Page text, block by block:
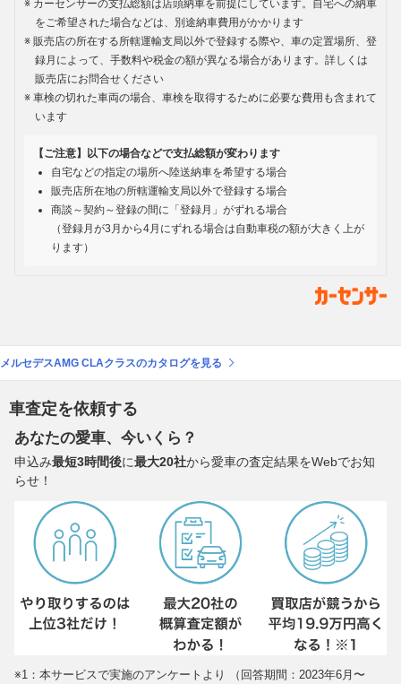
カーセンサーの支払総額は店頭納車を前提にしています。自宅への納車
をご希望された場合などは、別途納車費用がかかります
販売店の所在する所轄運輸支局以外で登録する際や、車の定置場所、登
録月によって、手数料や税金の額が異なる場合があります。詳しくは
販売店にお問合せください
車検の切れた車両の場合、車検を取得するために必要な費用も含まれて
います
【ご注意】以下の場合などで支払総額が変わります
自宅などの指定の場所へ陸送納車を希望する場合
販売店所在地の所轄運輸支局以外で登録する場合
商談～契約～登録の間に「登録月」がずれる場合
（登録月が3月から4月にずれる場合は自動車税の額が大きく上が
ります）
メルセデスAMG CLAクラスのカタログを見る
車査定を依頼する
あなたの愛車、今いくら？
申込み最短3時間後に最大20社から愛車の査定結果をWebでお知
らせ！
※1：本サービスで実施のアンケートより （回答期間：2023年6月〜